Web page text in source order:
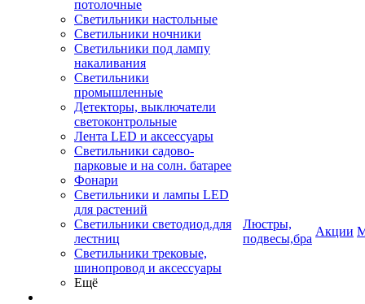
потолочные
Светильники настольные
Светильники ночники
Светильники под лампу
накаливания
Светильники
промышленные
Детекторы, выключатели
светоконтрольные
Лента LED и аксессуары
Светильники садово-
парковые и на солн. батарее
Фонари
Светильники и лампы LED
для растений
Светильники светодиод.для
лестниц
Светильники трековые,
шинопровод и аксессуары
Ещё
Люстры,
подвесы,бра
Акции